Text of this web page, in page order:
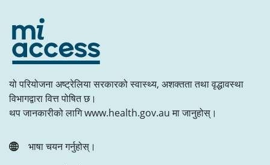
यो परियोजना अष्ट्रेलिया सरकारको स्वास्थ्य, अशक्तता तथा वृद्धावस्था
विभागद्वारा वित्त पोषित छ।
थप जानकारीको लागि www.health.gov.au मा जानुहोस्।
भाषा चयन गर्नुहोस्।